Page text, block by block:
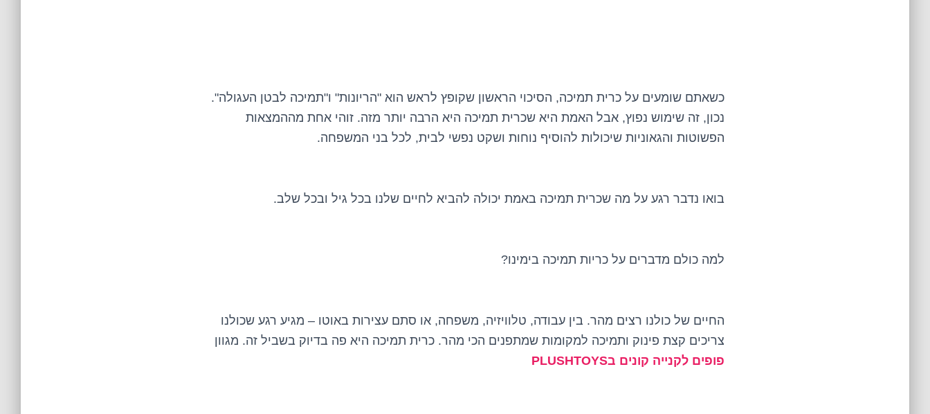
כשאתם שומעים על כרית תמיכה, הסיכוי הראשון שקופץ לראש הוא "הריונות" ו"תמיכה לבטן העגולה".
נכון, זה שימוש נפוץ, אבל האמת היא שכרית תמיכה היא הרבה יותר מזה. זוהי אחת מההמצאות
הפשוטות והגאוניות שיכולות להוסיף נוחות ושקט נפשי לבית, לכל בני המשפחה.
בואו נדבר רגע על מה שכרית תמיכה באמת יכולה להביא לחיים שלנו בכל גיל ובכל שלב.
למה כולם מדברים על כריות תמיכה בימינו?
החיים של כולנו רצים מהר. בין עבודה, טלוויזיה, משפחה, או סתם עצירות באוטו – מגיע רגע שכולנו
צריכים קצת פינוק ותמיכה למקומות שמתפנים הכי מהר. כרית תמיכה היא פה בדיוק בשביל זה. מגוון
פופים לקנייה קונים בPLUSHTOYS